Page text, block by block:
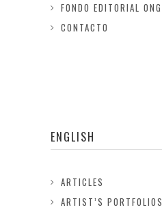
FONDO EDITORIAL ONG
CONTACTO
ENGLISH
ARTICLES
ARTIST’S PORTFOLIOS